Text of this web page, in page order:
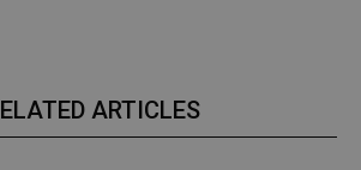
ARTICLES